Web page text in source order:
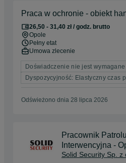
Praca w ochronie - obiekt
26,50 - 31,40 zł / godz. brutto
Opole
Pełny etat
Umowa zlecenie
Doświadczenie nie jest wymagane
Dyspozycyjność: Elastyczny czas
Odświeżono dnia 28 lipca 2026
Pracownik
Solid Security Sp. z